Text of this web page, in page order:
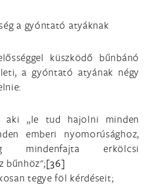
a gyóntató atyáknak
küszködő bűnbánó
a gyóntató atyának négy
aki „le tud hajolni minden
emberi nyomorúsághoz,
mindenfajta erkölcsi
bűnhöz";[36]
tegye föl kérdéseit;